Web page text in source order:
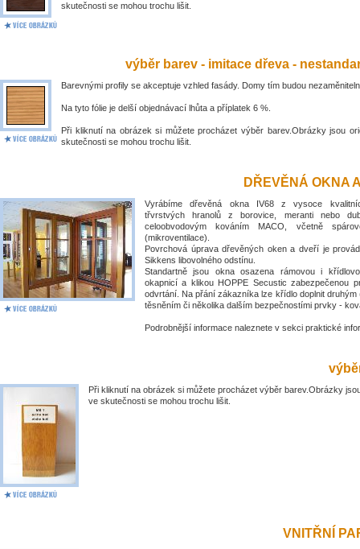
skutečnosti se mohou trochu lišit.
výběr barev - imitace dřeva -
Barevnými profily se akceptuje vzhled fasády. Domy tím budou
Na tyto fólie je delší objednávací lhůta a příplatek 6 %.
Při kliknutí na obrázek si můžete procházet výběr barev.Obrázky jsou
skutečnosti se mohou trochu lišit.
DŘEVĚNÁ OKNA
Vyrábíme dřevěná okna IV68 z vysoce
třvrstvých hranolů z borovice, meranti nebo
celoobvodovým kováním MACO, včetně
(mikroventilace).
Povrchová úprava dřevěných oken a dveří je
Sikkens libovolného odstínu.
Standartně jsou okna osazena rámovou i
okapnicí a klikou HOPPE Secustic zabezpečenou
odvrtání. Na přání zákazníka lze křídlo doplnit druhým
těsněním či několika dalším bezpečnostími prvky -
Podrobnější informace naleznete v sekci praktické
Při kliknutí na obrázek si můžete procházet výběr barev.Obrázky
ve skutečnosti se mohou trochu lišit.
VNITŘNÍ